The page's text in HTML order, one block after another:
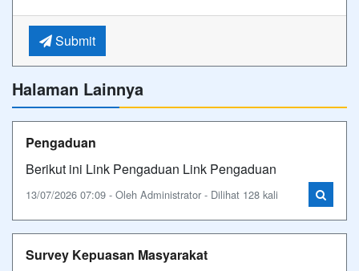
Submit
Halaman Lainnya
Pengaduan
Berikut ini Link Pengaduan Link Pengaduan
13/07/2026 07:09 - Oleh Administrator - Dilihat 128 kali
Survey Kepuasan Masyarakat